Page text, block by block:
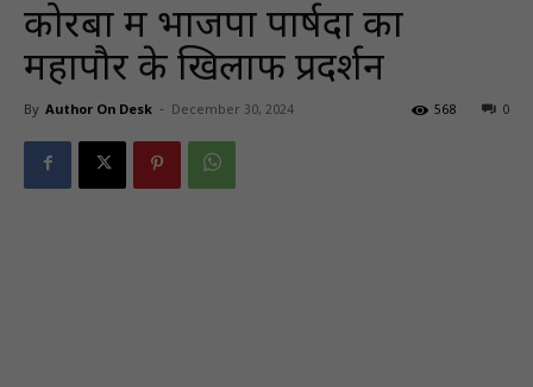
कोरबा में भाजपा पार्षदों का
महापौर के खिलाफ प्रदर्शन
By Author On Desk - December 30, 2024 0
568